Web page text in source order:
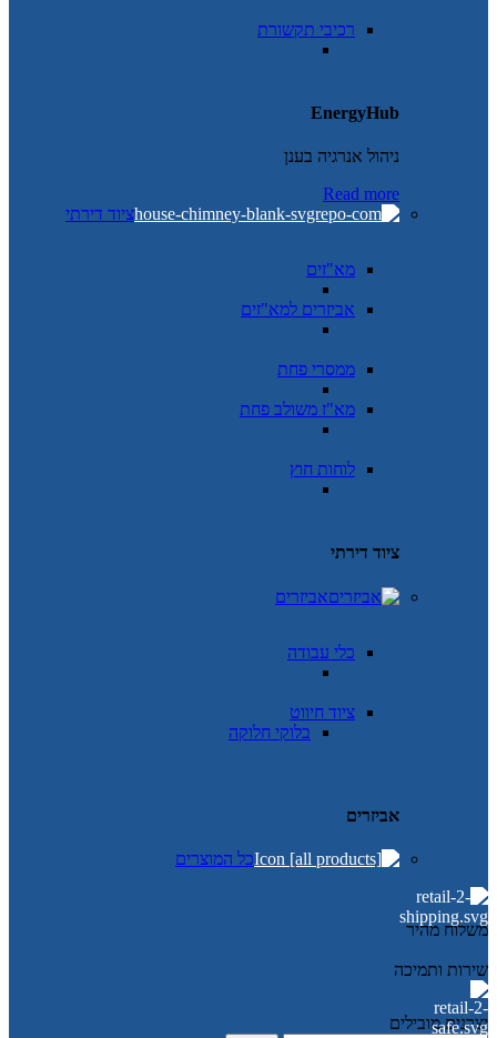
רכיבי תקשורת
EnergyHub
ניהול אנרגיה בענן
Read more
ציוד דירתי
מא"זים
אביזרים למא"זים
ממסרי פחת
מא"ז משולב פחת
לוחות חוץ
ציוד דירתי
אביזרים
כלי עבודה
ציוד חיווט
בלוקי חלוקה
אביזרים
כל המוצרים
משלוח מהיר
שירות ותמיכה
יצרנים מובילים